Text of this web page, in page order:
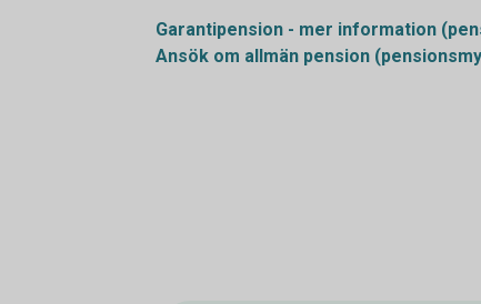
Garantipension - mer information
Ansök om allmän pension